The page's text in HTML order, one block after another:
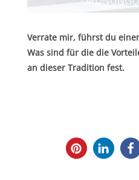
Verrate mir, führst du
Was sind für die die
an dieser Tradition fest.